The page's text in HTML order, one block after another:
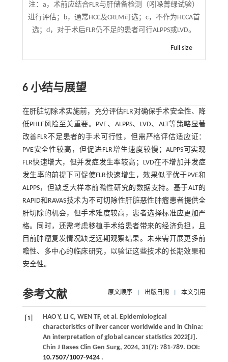
注：a，术前应结合FLR与肝储备检测（吲哚菁绿试验）
进行评估；b，通常HCC及CRLM可选；c，不作为HCCA首
选；d，对于术后FLR仍不足的患者可行ALPPS或LVD。
Full size
6 小结与展望
在肝脏切除术实施前，充分评估FLR对确保手术安全性、降
低PHLF风险至关重要。PVE、ALPPS、LVD、ALT等策略显著
改善FLR不足患者的手术可行性，但需严格评估适应证：
PVE安全性较高，但促进FLR增生速度较慢；ALPPS可实现
FLR快速增大，但并发症发生率较高；LVD在不增加并发症
发生率的前提下可促使FLR快速增生，效果似乎优于PVE和
ALPPS，但缺乏大样本前瞻性研究的数据支持。基于ALT的
RAPID和RAVAS技术为不可切除性肝脏恶性肿瘤患者提供全
肝切除的机会，但手术难度较高，患者选择标准应更加严
格。同时，还需考虑移植手术给患者带来的经济负担，且
目前肿瘤复发情况缺乏远期观察结果。未来需开展更多前
瞻性、多中心的临床研究，以验证这些技术的长期效果和
安全性。
参考文献 原文顺序 出版日期 本文引用
[1] HAO Y, LI C, WEN TF, et al . Epidemiological
characteristics of liver cancer worldwide and in China:
An interpretation of global cancer statistics 2022[J].
Chin J Bases Clin Gen Surg, 2024, 31(7): 781-789. DOI:
10.7507/1007-9424.